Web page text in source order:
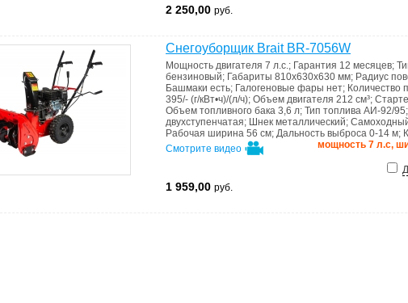
2 250,00 руб.
Снегоуборщик Brait BR-7056W
Мощность двигателя 7 л.с.; Гарантия 12 месяцев;
бензиновый; Габариты 810x630x630 мм; Радиус
Башмаки есть; Галогеновые фары нет; Количество
395/- (г/кВт•ч)/(л/ч); Объем двигателя 212 см³;
Объем топливного бака 3,6 л; Тип топлива АИ-92/95;
двухступенчатая; Шнек металлический;
Рабочая ширина 56 см; Дальность выброса 0-14 м;
мощность 7 л.с,
Смотрите видео
1 959,00 руб.